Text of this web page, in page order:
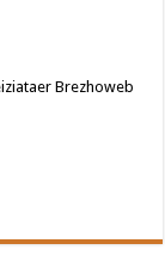
Brezhoweb